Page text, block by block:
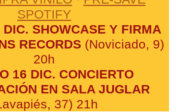
SPOTIFY
SHOWCASE Y FIRMA
RECORDS(Noviciado, 9)
20h
16 DIC. CONCIERTO
EN SALA JUGLAR
37) 21h